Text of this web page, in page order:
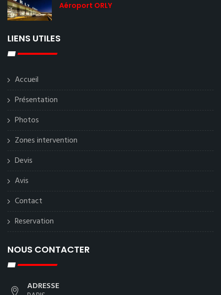
Aéroport ORLY
LIENS UTILES
Accueil
Présentation
Photos
Zones intervention
Devis
Avis
Contact
Reservation
NOUS CONTACTER
ADRESSE